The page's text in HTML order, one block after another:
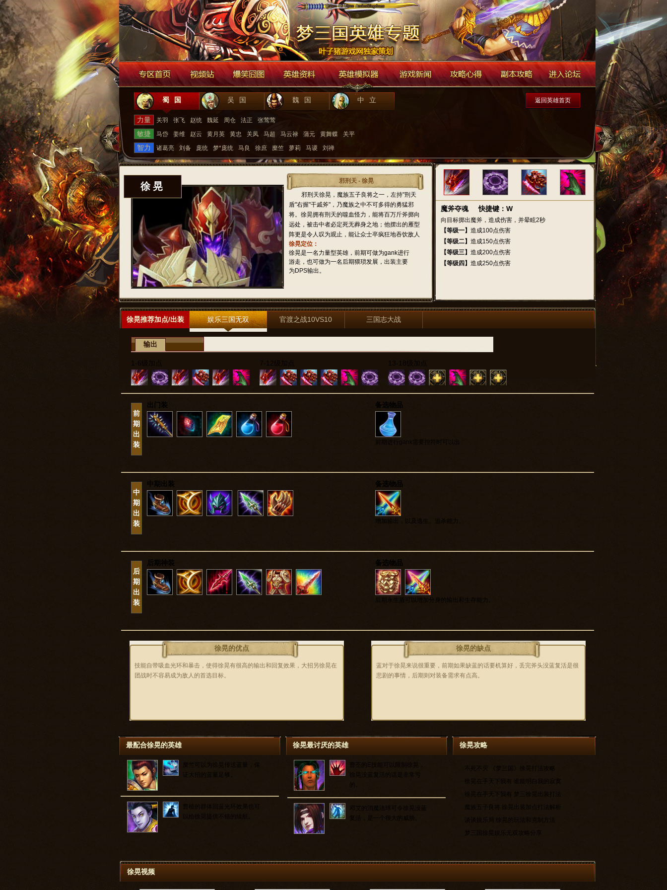
返回英雄首页
蜀国 吴国 魏国 中立
力量 关羽 张飞 赵统 魏延 周仓 法正 张莺莺
敏捷 马岱 姜维 赵云 黄月英 黄忠 关凤 马超 马云禄 蒲元 黄舞蝶 关平
智力 诸葛亮 刘备 庞统 梦*庞统 马良 徐庶 糜竺 萝莉 马谡 刘禅
徐晃
邪刑天 - 徐晃
邪刑天徐晃，魔族五子良将之一，左持"刑天
盾"右握"干戚斧"，乃魔族之中不可多得的勇猛邪
将。徐晃拥有刑天的噬血怪力，能将百万斤斧掷向
远处，被击中者必定死无葬身之地；他摆出的雁型
阵更是令人叹为观止，能让众士卒疯狂地吞饮敌人
的血液以获得无穷无尽的战斗力；在与敌人单打独
斗时，徐晃的武艺也令人触目惊心，他总能轻易找
到对手的要害并给以致命一击；最可怕的是，无论
倒下多少次，徐晃总能一次又一次地重生，成为永
徐晃定位：
徐晃是一名力量型英雄，前期可做为gank进行
游走，也可做为一名后期猥琐发展，出装主要
为DPS输出。
魔斧夺魂 快捷键：W
向目标掷出魔斧，造成伤害，并晕眩2秒
【等级一】 造成100点伤害
【等级二】 造成150点伤害
【等级三】 造成200点伤害
【等级四】 造成250点伤害
徐晃推荐加点/出装 娱乐三国无双 官渡之战10VS10 三国志大战
输出
1-6级加点 7-12级加点 13-18级加点
前
期
出
装
出门装 备选物品
前期进行gank需要控符时可以出
中
期
出
装
中期出装 备选物品
增加输出，以及逃生、追杀能力。
后
期
出
装
后期神装 备选物品
后期永生盾可以增加分身的输出和生存能力。
徐晃的优点
技能自带吸血光环和暴击，使得徐晃有很高的输出和回复效果，大招另徐晃在
团战时不容易成为敌人的首选目标。
徐晃的缺点
蓝对于徐晃来说很重要，前期如果缺蓝的话要机算好，丢完斧头没蓝复活是很
悲剧的事情，后期则对装备需求有点高。
最配合徐晃的英雄
糜竺可以为徐晃传送蓝量，保
证大招的蓝量足够。
曹植的群体回蓝光环效果也可
以给徐晃提供不错的续航。
徐晃最讨厌的英雄
曹丕的E技能可以限制徐晃，
徐晃没蓝复活的话是非常亏
的。
邓艾的消魔法球可令徐晃没蓝
复活，是一个很大的威胁。
徐晃攻略
不死不灭 《梦三国》徐晃打法攻略
徐晃在手天下我有 谁能明白我的寂寞
徐晃在手天下我有 梦三徐晃出装打法
魔族五子良将 徐晃出装加点打法解析
谈谈娱乐局 徐晃的玩法和克制方法
梦三国徐晃娱乐无双攻略分享
徐晃视频